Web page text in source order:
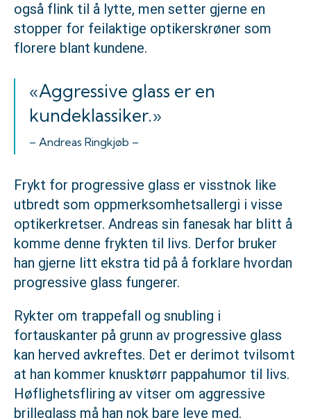
også flink til å lytte, men setter gjerne en
stopper for feilaktige optikerskrøner som
florere blant kundene.
«Aggressive glass er en
kundeklassiker.»
– Andreas Ringkjøb –
Frykt for progressive glass er visstnok like
utbredt som oppmerksomhetsallergi i visse
optikerkretser. Andreas sin fanesak har blitt å
komme denne frykten til livs. Derfor bruker
han gjerne litt ekstra tid på å forklare hvordan
progressive glass fungerer.
Rykter om trappefall og snubling i
fortauskanter på grunn av progressive glass
kan herved avkreftes. Det er derimot tvilsomt
at han kommer knusktørr pappahumor til livs.
Høflighetsfliring av vitser om aggressive
brilleglass må han nok bare leve med.